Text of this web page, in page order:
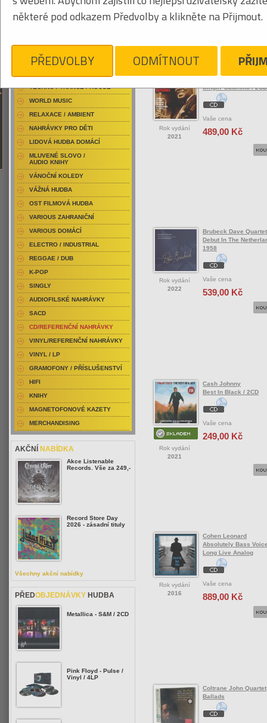
CD/REFERENČNÍ
Rok vydání
2021
Singin' Satchmo / 2CD
Vaše cena
489,00 Kč
Rok vydání
2022
Brubeck Dave Quartet
Debut In The
1958
Vaše cena
539,00 Kč
Rok vydání
2021
Cash Johnny
Best In Black / 2CD
Vaše cena
249,00 Kč
Rok vydání
2016
Cohen Leonard
Absolutely Bass
Long Live Analog
Vaše cena
889,00 Kč
Coltrane John Quartet
Ballads
RAP / HIP HOP DOMÁCÍ
RAP / HIP HOP ZAHRANIČNÍ
DVD / HUDBA
PUNK / HARDCORE
TECHNO / TRANCE / HOUSE
WORLD MUSIC
RELAXACE / AMBIENT
NAHRÁVKY PRO DĚTI
LIDOVÁ HUDBA DOMÁCÍ
MLUVENÉ SLOVO /
AUDIO KNIHY
VÁNOČNÍ KOLEDY
VÁŽNÁ HUDBA
OST FILMOVÁ HUDBA
VARIOUS ZAHRANIČNÍ
VARIOUS DOMÁCÍ
ELECTRO / INDUSTRIAL
REGGAE / DUB
K-POP
SINGLY
AUDIOFILSKÉ NAHRÁVKY
SACD
CD/REFERENČNÍ NAHRÁVKY
VINYL/REFERENČNÍ NAHRÁVKY
VINYL / LP
GRAMOFONY / PŘÍSLUŠENSTVÍ
HIFI
KNIHY
MAGNETOFONOVÉ KAZETY
MERCHANDISING
AKČNÍ NABÍDKA
Akce Listenable
Records. Vše za 249,-
Record Store Day
2026 - zásadní tituly
Všechny akční nabídky
PŘEDOBJEDNÁVKY HUDBA
Metallica - S&M / 2CD
Pink Floyd - Pulse /
Vinyl / 4LP
některé pod odkazem Předvolby a klikněte na Přijmout.
PŘEDVOLBY ODMÍTNOUT